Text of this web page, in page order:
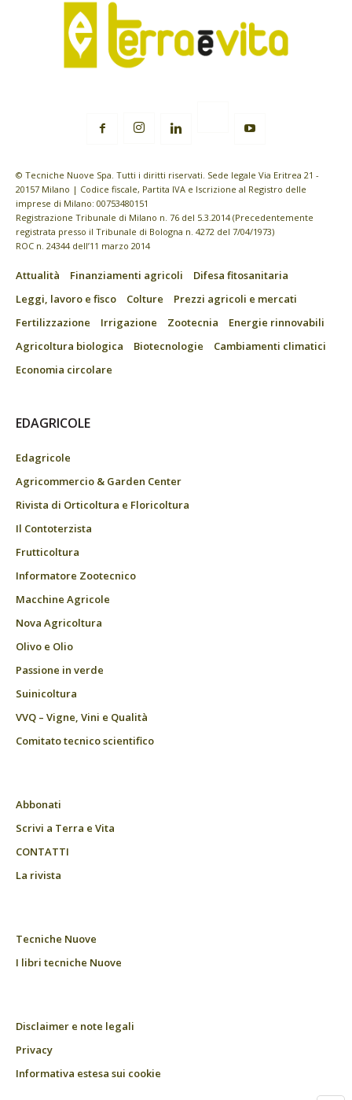
© Tecniche Nuove Spa. Tutti i diritti riservati. Sede legale Via Eritrea 21 -
20157 Milano | Codice fiscale, Partita IVA e Iscrizione al Registro delle
imprese di Milano: 00753480151
Registrazione Tribunale di Milano n. 76 del 5.3.2014 (Precedentemente
registrata presso il Tribunale di Bologna n. 4272 del 7/04/1973)
ROC n. 24344 dell’11 marzo 2014
Attualità Finanziamenti agricoli
Difesa fitosanitaria
Leggi, lavoro e fisco
Colture
Prezzi agricoli e mercati
Fertilizzazione
Irrigazione Zootecnia
Energie rinnovabili
Agricoltura biologica
Biotecnologie
Cambiamenti climatici
Economia circolare
EDAGRICOLE
Edagricole
Agricommercio & Garden Center
Rivista di Orticoltura e Floricoltura
Il Contoterzista
Frutticoltura
Informatore Zootecnico
Macchine Agricole
Nova Agricoltura
Olivo e Olio
Passione in verde
Suinicoltura
VVQ – Vigne, Vini e Qualità
Comitato tecnico scientifico
Abbonati
Scrivi a Terra e Vita
CONTATTI
La rivista
Tecniche Nuove
I libri tecniche Nuove
Disclaimer e note legali
Privacy
Informativa estesa sui cookie